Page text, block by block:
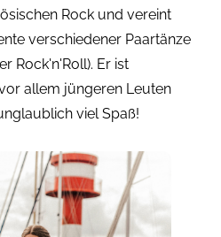
Rock und vereint
verschiedener Paartänze
Rock'n'Roll). Er ist
allem jüngeren Leuten
viel Spaß!